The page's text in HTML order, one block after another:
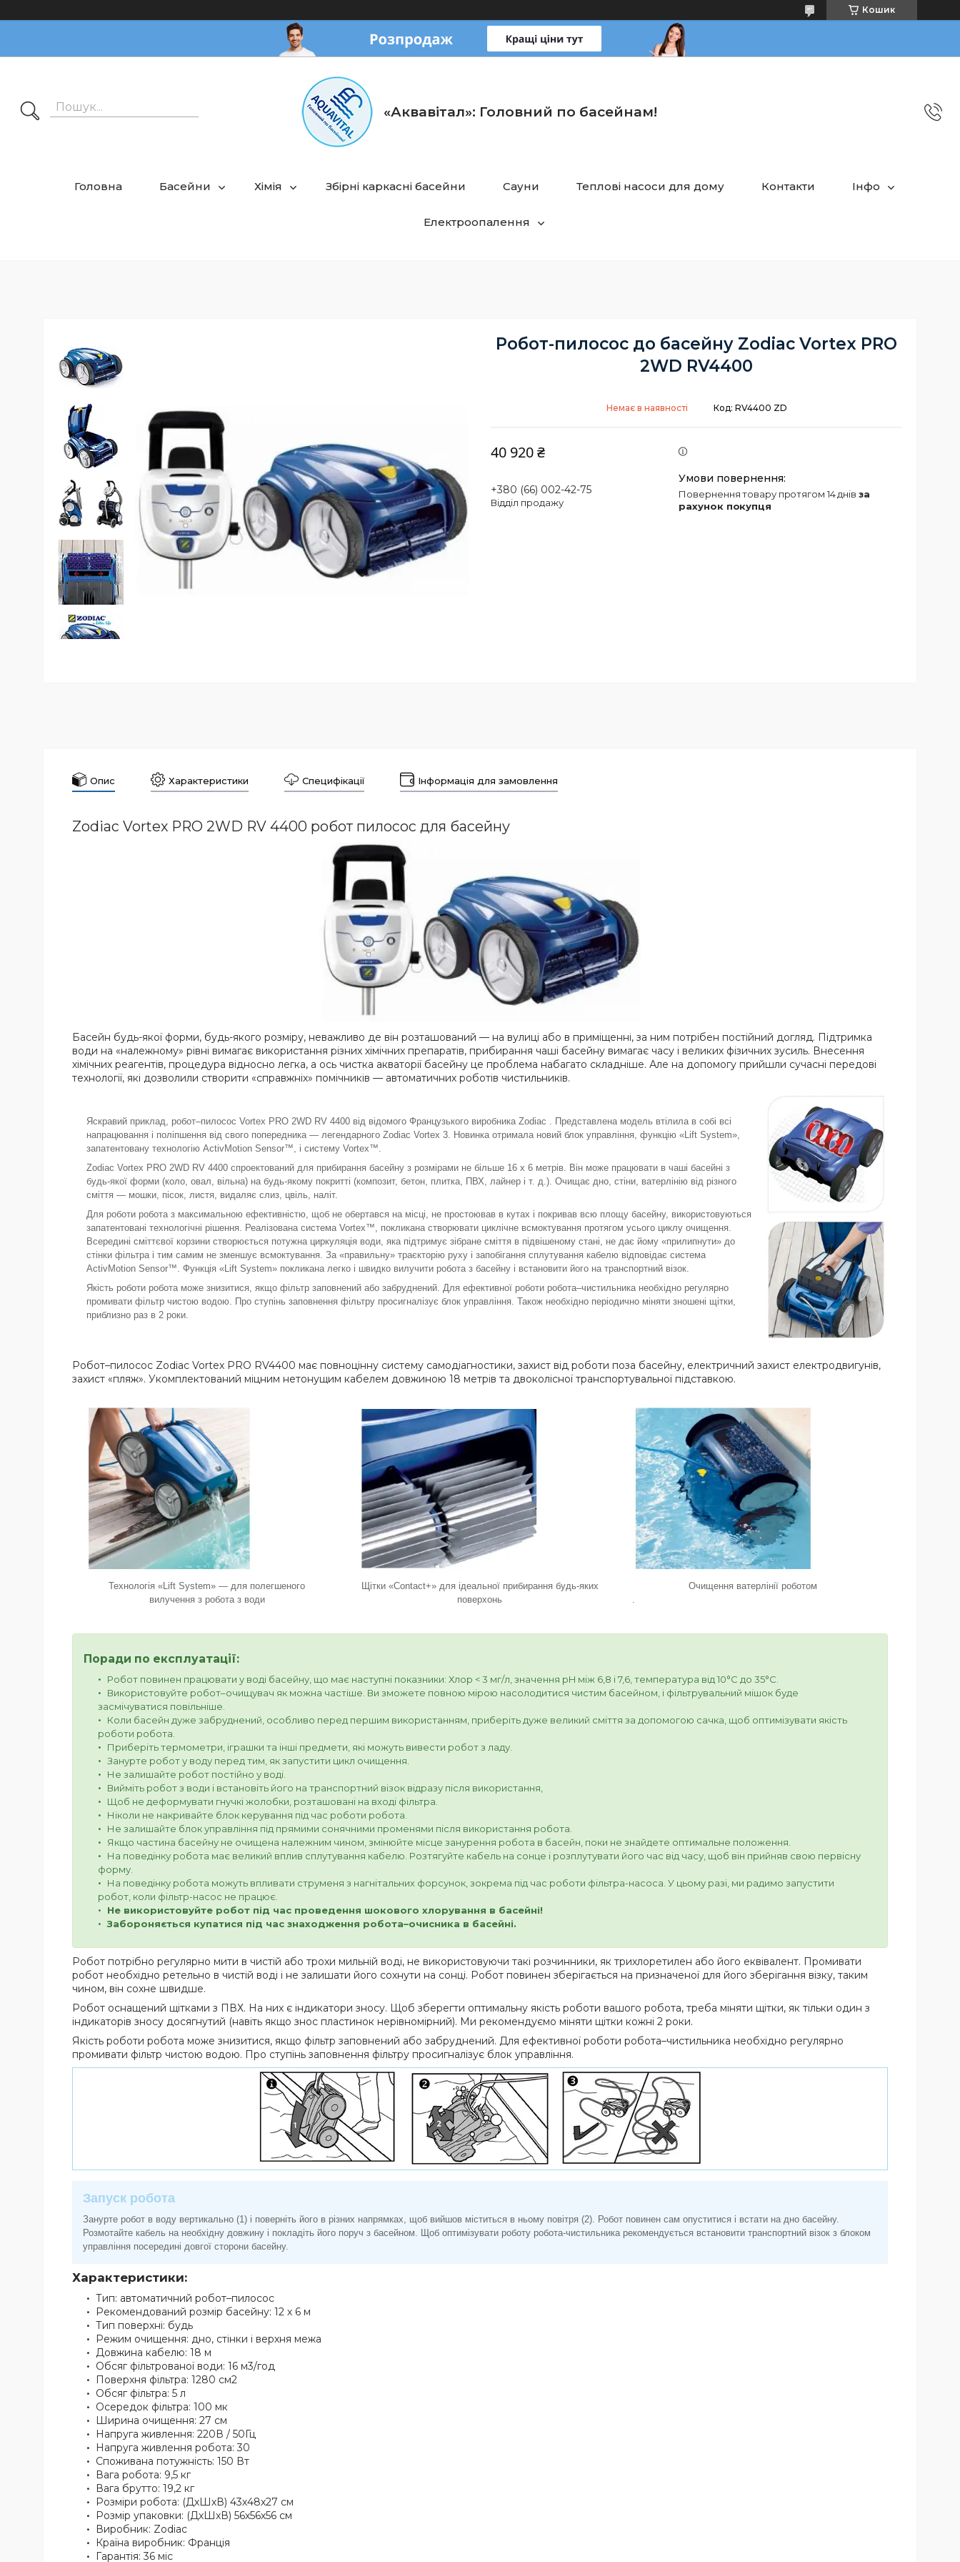
Кошик
«Аквавітал»: Головний по басейнам!
Головна Басейни Хімія Збірні каркасні басейни Сауни Теплові насоси для дому Контакти Інфо
Електроопалення
Робот-пилосос до басейну Zodiac Vortex PRO
2WD RV4400
Немає в наявності Код: RV4400 ZD
40 920 ₴
+380 (66) 002-42-75
Відділ продажу
повернення товару протягом 14 днів за
рахунок покупця
Опис Характеристики Специфікації Інформація для замовлення
Zodiac Vortex PRO 2WD RV 4400 робот пилосос для басейну
Басейн будь-якої форми, будь-якого розміру, неважливо де він розташований — на вулиці або в приміщенні, за ним потрібен постійний догляд. Підтримка
води на «належному» рівні вимагає використання різних хімічних препаратів, прибирання чаші басейну вимагає часу і великих фізичних зусиль. Внесення
хімічних реагентів, процедура відносно легка, а ось чистка акваторії басейну це проблема набагато складніше. Але на допомогу прийшли сучасні передові
технології, які дозволили створити «справжніх» помічників — автоматичних роботів чистильників.
Яскравий приклад, робот–пилосос Vortex PRO 2WD RV 4400 від відомого Французького виробника Zodiac . Представлена модель втілила в собі всі
напрацювання і поліпшення від свого попередника — легендарного Zodiac Vortex 3. Новинка отримала новий блок управління, функцію «Lift System»,
запатентовану технологію ActivMotion Sensor™, і систему Vortex™.
Zodiac Vortex PRO 2WD RV 4400 спроектований для прибирання басейну з розмірами не більше 16 х 6 метрів. Він може працювати в чаші басейні з
будь-якої форми (коло, овал, вільна) на будь-якому покритті (композит, бетон, плитка, ПВХ, лайнер і т. д.). Очищає дно, стіни, ватерлінію від різного
сміття — мошки, пісок, листя, видаляє слиз, цвіль, наліт.
Для роботи робота з максимальною ефективністю, щоб не обертався на місці, не простоював в кутах і покривав всю площу басейну, використовуються
запатентовані технологічні рішення. Реалізована система Vortex™, покликана створювати циклічне всмоктування протягом усього циклу очищення.
Всередині сміттєвої корзини створюється потужна циркуляція води, яка підтримує зібране сміття в підвішеному стані, не дає йому «прилипнути» до
стінки фільтра і тим самим не зменшує всмоктування. За «правильну» траєкторію руху і запобігання сплутування кабелю відповідає система
ActivMotion Sensor™. Функція «Lift System» покликана легко і швидко вилучити робота з басейну і встановити його на транспортний візок.
Якість роботи робота може знизитися, якщо фільтр заповнений або забруднений. Для ефективної роботи робота–чистильника необхідно регулярно
промивати фільтр чистою водою. Про ступінь заповнення фільтру просигналізує блок управління. Також необхідно періодично міняти зношені щітки,
приблизно раз в 2 роки.
Робот–пилосос Zodiac Vortex PRO RV4400 має повноцінну систему самодіагностики, захист від роботи поза басейну, електричний захист електродвигунів,
захист «пляж». Укомплектований міцним нетонущим кабелем довжиною 18 метрів та двоколісної транспортувальної підставкою.
Технологія «Lift System» — для полегшеного
вилучення з робота з води
Щітки «Contact+» для ідеальної прибирання будь-яких
поверхонь
Очищення ватерлінії роботом
.
Поради по експлуатації:
Робот повинен працювати у воді басейну, що має наступні показники: Хлор < 3 мг/л, значення pH між 6,8 і 7,6, температура від 10°C до 35°C.
Використовуйте робот–очищувач як можна частіше. Ви зможете повною мірою насолодитися чистим басейном, і фільтрувальний мішок буде
засмічуватися повільніше.
Коли басейн дуже забруднений, особливо перед першим використанням, приберіть дуже великий сміття за допомогою сачка, щоб оптимізувати якість
роботи робота.
Приберіть термометри, іграшки та інші предмети, які можуть вивести робот з ладу.
Занурте робот у воду перед тим, як запустити цикл очищення.
Не залишайте робот постійно у воді.
Вийміть робот з води і встановіть його на транспортний візок відразу після використання,
Щоб не деформувати гнучкі жолобки, розташовані на вході фільтра.
Ніколи не накривайте блок керування під час роботи робота.
Не залишайте блок управління під прямими сонячними променями після використання робота.
Якщо частина басейну не очищена належним чином, змінюйте місце занурення робота в басейн, поки не знайдете оптимальне положення.
На поведінку робота має великий вплив сплутування кабелю. Розтягуйте кабель на сонце і розплутувати його час від часу, щоб він прийняв свою первісну
форму.
На поведінку робота можуть впливати струменя з нагнітальних форсунок, зокрема під час роботи фільтра-насоса. У цьому разі, ми радимо запустити
робот, коли фільтр-насос не працює.
Не використовуйте робот під час проведення шокового хлорування в басейні!
Забороняється купатися під час знаходження робота–очисника в басейні.
Робот потрібно регулярно мити в чистій або трохи мильній воді, не використовуючи такі розчинники, як трихлоретилен або його еквівалент. Промивати
робот необхідно ретельно в чистій воді і не залишати його сохнути на сонці. Робот повинен зберігається на призначеної для його зберігання візку, таким
чином, він сохне швидше.
Робот оснащений щітками з ПВХ. На них є індикатори зносу. Щоб зберегти оптимальну якість роботи вашого робота, треба міняти щітки, як тільки один з
індикаторів зносу досягнутий (навіть якщо знос пластинок нерівномірний). Ми рекомендуємо міняти щітки кожні 2 роки.
Якість роботи робота може знизитися, якщо фільтр заповнений або забруднений. Для ефективної роботи робота–чистильника необхідно регулярно
промивати фільтр чистою водою. Про ступінь заповнення фільтру просигналізує блок управління.
Запуск робота
Занурте робот в воду вертикально (1) і поверніть його в різних напрямках, щоб вийшов міститься в ньому повітря (2). Робот повинен сам опуститися і встати на дно басейну.
Розмотайте кабель на необхідну довжину і покладіть його поруч з басейном. Щоб оптимізувати роботу робота‐чистильника рекомендується встановити транспортний візок з блоком
управління посередині довгої сторони басейну.
Характеристики:
Тип: автоматичний робот–пилосос
Рекомендований розмір басейну: 12 х 6 м
Тип поверхні: будь
Режим очищення: дно, стінки і верхня межа
Довжина кабелю: 18 м
Обсяг фільтрованої води: 16 м3/год
Поверхня фільтра: 1280 см2
Обсяг фільтра: 5 л
Осередок фільтра: 100 мк
Ширина очищення: 27 см
Напруга живлення: 220В / 50Гц
Напруга живлення робота: 30
Споживана потужність: 150 Вт
Вага робота: 9,5 кг
Вага брутто: 19,2 кг
Розміри робота: (ДхШхВ) 43х48х27 см
Розмір упаковки: (ДхШхВ) 56х56х56 см
Виробник: Zodiac
Країна виробник: Франція
Гарантія: 36 міс